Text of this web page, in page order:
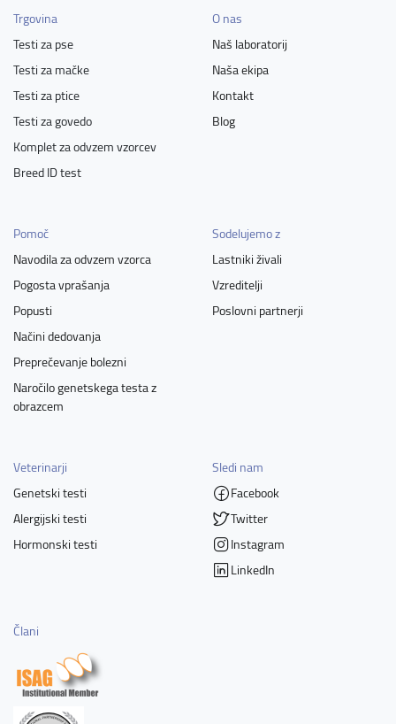
Trgovina
Testi za pse
Testi za mačke
Testi za ptice
Testi za govedo
Komplet za odvzem vzorcev
Breed ID test
O nas
Naš laboratorij
Naša ekipa
Kontakt
Blog
Pomoč
Navodila za odvzem vzorca
Pogosta vprašanja
Popusti
Načini dedovanja
Preprečevanje bolezni
Naročilo genetskega testa z
obrazcem
Sodelujemo z
Lastniki živali
Vzreditelji
Poslovni partnerji
Veterinarji
Genetski testi
Alergijski testi
Hormonski testi
Sledi nam
Facebook
Twitter
Instagram
LinkedIn
Člani